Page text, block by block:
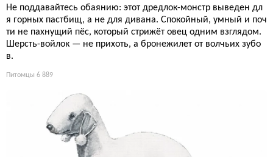
Не поддавайтесь обаянию: этот дредлок-монстр выведен дл
я горных пастбищ, а не для дивана. Спокойный, умный и поч
ти не пахнущий пёс, который стрижёт овец одним взглядом.
Шерсть-войлок — не прихоть, а бронежилет от волчьих зубо
в.
Питомцы 6 889